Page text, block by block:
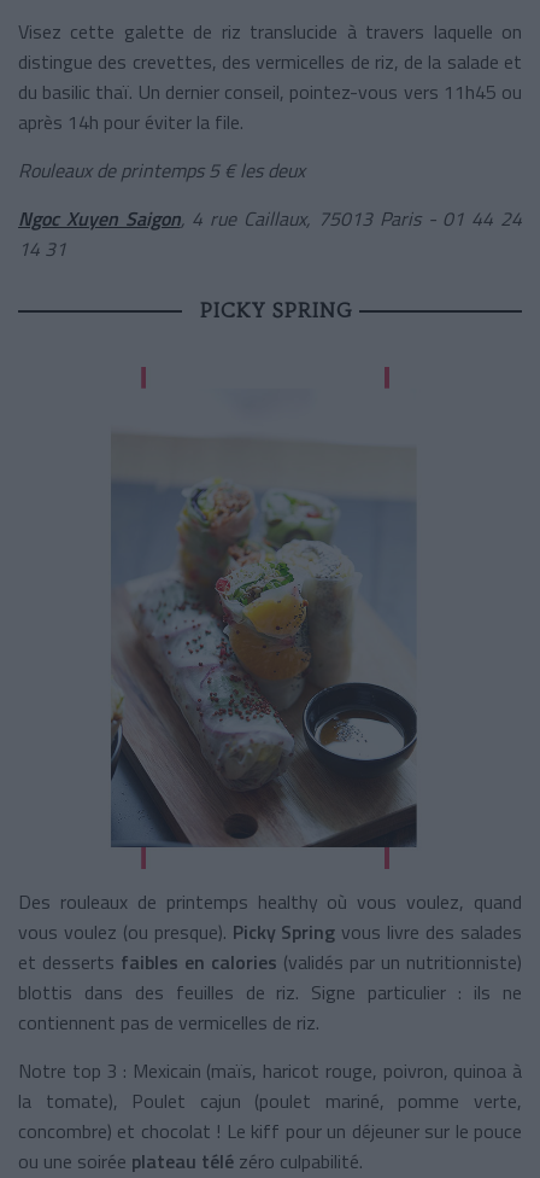
Visez cette galette de riz translucide à travers laquelle on
distingue des crevettes, des vermicelles de riz, de la salade et
du basilic thaï. Un dernier conseil, pointez-vous vers 11h45 ou
après 14h pour éviter la file.
Rouleaux de printemps 5 € les deux
Ngoc Xuyen Saigon, 4 rue Caillaux, 75013 Paris - 01 44 24
14 31
PICKY SPRING
Des rouleaux de printemps healthy où vous voulez, quand
vous voulez (ou presque). Picky Springvous livre des salades
et desserts faibles en calories (validés par un nutritionniste)
blottis dans des feuilles de riz. Signe particulier : ils ne
contiennent pas de vermicelles de riz.
Notre top 3 : Mexicain (maïs, haricot rouge, poivron, quinoa à
la tomate), Poulet cajun (poulet mariné, pomme verte,
concombre) et chocolat ! Le kiff pour un déjeuner sur le pouce
ou une soirée plateau télé zéro culpabilité.